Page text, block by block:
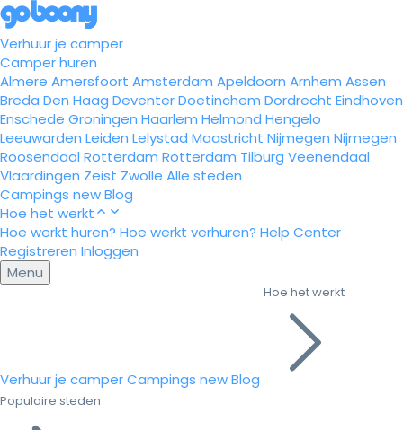
Verhuur je camper
Camper huren
Almere Amersfoort Amsterdam Apeldoorn Arnhem Assen
Breda Den Haag DeventerDoetinchem Dordrecht Eindhoven
Enschede Groningen Haarlem Helmond Hengelo
Leeuwarden Leiden Lelystad Maastricht Nijmegen Nijmegen
Roosendaal Rotterdam Rotterdam Tilburg Veenendaal
Vlaardingen Zeist Zwolle Alle steden
Campings newBlog
Hoe het werkt
Hoe werkt huren? Hoe werkt verhuren? Help Center
Registreren Inloggen
Menu
Verhuur je camperCampings newBlog
Hoe het werkt
Populaire steden